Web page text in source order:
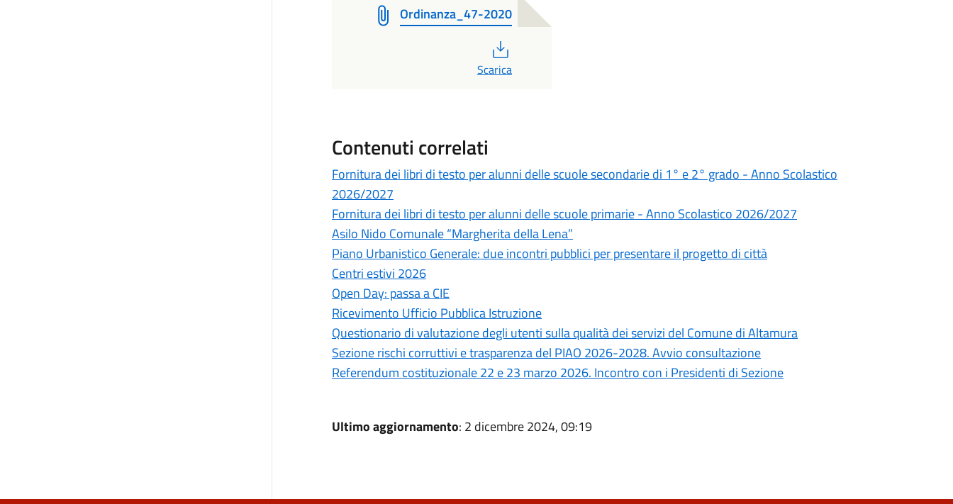
Ordinanza_47-2020
Scarica
Contenuti correlati
Fornitura dei libri di testo per alunni delle scuole secondarie di 1° e 2° grado - Anno Scolastico
2026/2027
Fornitura dei libri di testo per alunni delle scuole primarie - Anno Scolastico 2026/2027
Asilo Nido Comunale “Margherita della Lena”
Piano Urbanistico Generale: due incontri pubblici per presentare il progetto di città
Centri estivi 2026
Open Day: passa a CIE
Ricevimento Ufficio Pubblica Istruzione
Questionario di valutazione degli utenti sulla qualità dei servizi del Comune di Altamura
Sezione rischi corruttivi e trasparenza del PIAO 2026-2028. Avvio consultazione
Referendum costituzionale 22 e 23 marzo 2026. Incontro con i Presidenti di Sezione
Ultimo aggiornamento: 2 dicembre 2024, 09:19